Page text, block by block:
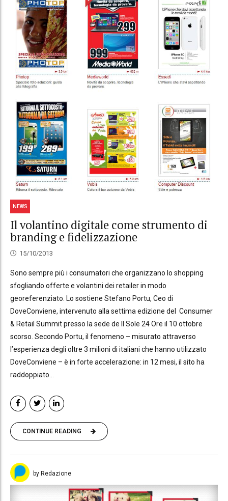
NEWS
Il volantino digitale come strumento di
branding e fidelizzazione
15/10/2013
Sono sempre più i consumatori che organizzano lo shopping
sfogliando offerte e volantini dei retailer in modo
georeferenziato. Lo sostiene Stefano Portu, Ceo di
DoveConviene, intervenuto alla settima edizione del Consumer
& Retail Summit presso la sede de Il Sole 24 Ore il 10 ottobre
scorso. Secondo Portu, il fenomeno – misurato attraverso
l’esperienza degli oltre 3 milioni di italiani che hanno utilizzato
DoveConviene – è in forte accelerazione: in 12 mesi, il sito ha
raddoppiato...
CONTINUE READING
by Redazione